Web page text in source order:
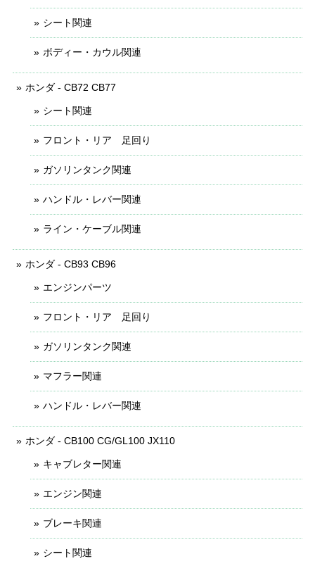
シート関連
ボディー・カウル関連
ホンダ - CB72 CB77
シート関連
フロント・リア 足回り
ガソリンタンク関連
ハンドル・レバー関連
ライン・ケーブル関連
ホンダ - CB93 CB96
エンジンパーツ
フロント・リア 足回り
ガソリンタンク関連
マフラー関連
ハンドル・レバー関連
ホンダ - CB100 CG/GL100 JX110
キャブレター関連
エンジン関連
ブレーキ関連
シート関連